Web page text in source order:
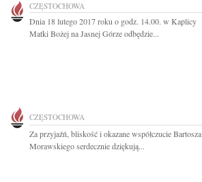
CZĘSTOCHOWA
Dnia 18 lutego 2017 roku o godz. 14.00. w Kaplicy
Matki Bożej na Jasnej Górze odbędzie...
CZĘSTOCHOWA
Za przyjaźń, bliskość i okazane współczucie Bartosza
Morawskiego serdecznie dziękują...